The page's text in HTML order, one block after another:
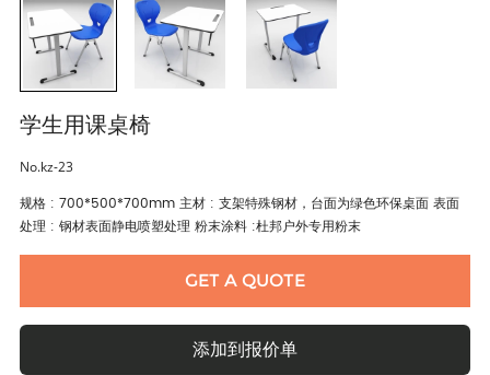
学生用课桌椅
No.kz-23
规格 : 700*500*700mm 主材 : 支架特殊钢材，台面为绿色环保桌面 表面
处理 : 钢材表面静电喷塑处理 粉末涂料 :杜邦户外专用粉末
GET A QUOTE
添加到报价单